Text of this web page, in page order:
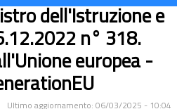
dell'Istruzione e
n° 318.
europea -
Ultimo aggiornamento: 06/03/2025 - 10:04